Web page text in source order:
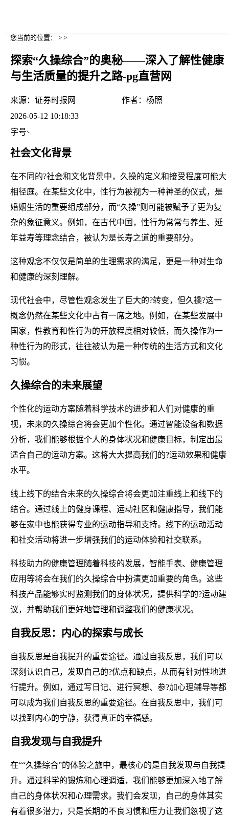
您当前的位置： > >
探索“久操综合”的奥秘——深入了解性健康
与生活质量的提升之路-pg直营网
来源： 证券时报网 作者： 杨照
2026-05-12 10:18:33
字号
社会文化背景
在不同的?社会和文化背景中，久操的定义和接受程度可能大
相径庭。在某些文化中，性行为被视为一种神圣的仪式，是
婚姻生活的重要组成部分，而“久操”则可能被赋予了更为复
杂的象征意义。例如，在古代中国，性行为常常与养生、延
年益寿等理念结合，被认为是长寿之道的重要部分。
这种观念不仅仅是简单的生理需求的满足，更是一种对生命
和健康的深刻理解。
现代社会中，尽管性观念发生了巨大的?转变，但久操?这一
概念仍然在某些文化中占有一席之地。例如，在某些发展中
国家，性教育和性行为的开放程度相对较低，而久操作为一
种性行为的形式，往往被认为是一种传统的生活方式和文化
习惯。
久操综合的未来展望
个性化的运动方案随着科学技术的进步和人们对健康的重
视，未来的久操综合将会更加个性化。通过智能设备和数据
分析，我们能够根据个人的身体状况和健康目标，制定出最
适合自己的运动方案。这将大大提高我们的?运动效果和健康
水平。
线上线下的结合未来的久操综合将会更加注重线上和线下的
结合。通过线上的健身课程、运动社区和健康指导，我们能
够在家中也能获得专业的运动指导和支持。线下的运动活动
和社交活动将进一步增强我们的运动体验和社交联系。
科技助力的健康管理随着科技的发展，智能手表、健康管理
应用等将会在我们的久操综合中扮演更加重要的角色。这些
科技产品能够实时监测我们的身体状况，提供科学的?运动建
议，并帮助我们更好地管理和调整我们的健康状况。
自我反思：内心的探索与成长
自我反思是自我提升的重要途径。通过自我反思，我们可以
深刻认识自己，发现自己的?优点和缺点，从而有针对性地进
行提升。例如，通过写日记、进行冥想、参?加心理辅导等都
可以成为我们自我反思的重要途径。在自我反思中，我们可
以找到内心的宁静，获得真正的幸福感。
自我发现与自我提升
在““久操综合”的体验之旅中，最核心的是自我发现与自我提
升。通过科学的锻炼和心理调适，我们能够更加深入地了解
自己的身体状况和心理需求。我们会发现，自己的身体其实
有着很多潜力，只是长期的不良习惯和压力让我们忽视了这